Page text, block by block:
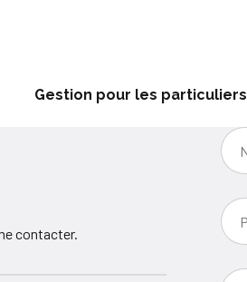
Gestion pour les particuliers
contacter.